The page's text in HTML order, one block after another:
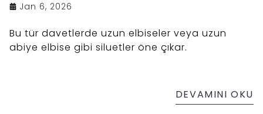
Jan 6, 2026
Bu tür davetlerde uzun elbiseler veya uzun
abiye elbise gibi siluetler öne çıkar.
DEVAMINI OKU